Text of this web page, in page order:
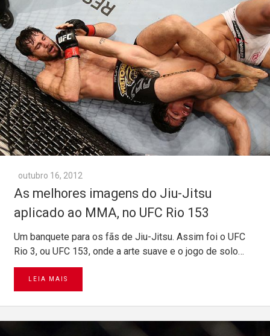
outubro 16, 2012
As melhores imagens do Jiu-Jitsu
aplicado ao MMA, no UFC Rio 153
Um banquete para os fãs de Jiu-Jitsu. Assim foi o UFC
Rio 3, ou UFC 153, onde a arte suave e o jogo de solo…
LEIA MAIS